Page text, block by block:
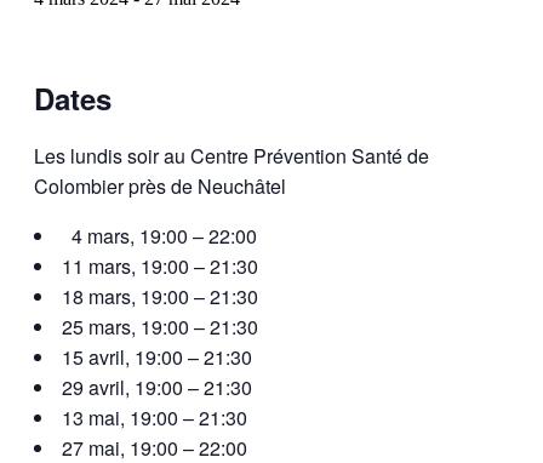
Dates
Les lundis soir au Centre Prévention Santé de
Colombier près de Neuchâtel
4 mars, 19:00 – 22:00
11 mars, 19:00 – 21:30
18 mars, 19:00 – 21:30
25 mars, 19:00 – 21:30
15 avril, 19:00 – 21:30
29 avril, 19:00 – 21:30
13 mai, 19:00 – 21:30
27 mai, 19:00 – 22:00